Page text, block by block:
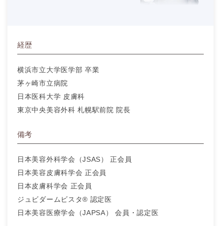
経歴
横浜市立大学医学部 卒業
茅ヶ崎市立病院
日本医科大学 皮膚科
東京中央美容外科 札幌駅前院 院長
備考
日本美容外科学会（JSAS） 正会員
日本美容皮膚科学会 正会員
日本皮膚科学会 正会員
ジュビダームビスタ® 認定医
日本美容医療学会（JAPSA） 会員・認定医